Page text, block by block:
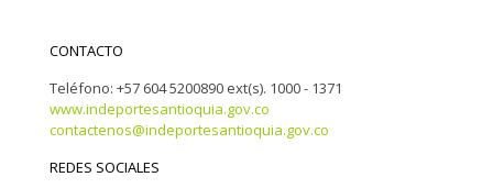
CONTACTO
Teléfono: +57 604 5200890 ext(s). 1000 - 1371
www.indeportesantioquia.gov.co
contactenos@indeportesantioquia.gov.co
REDES SOCIALES